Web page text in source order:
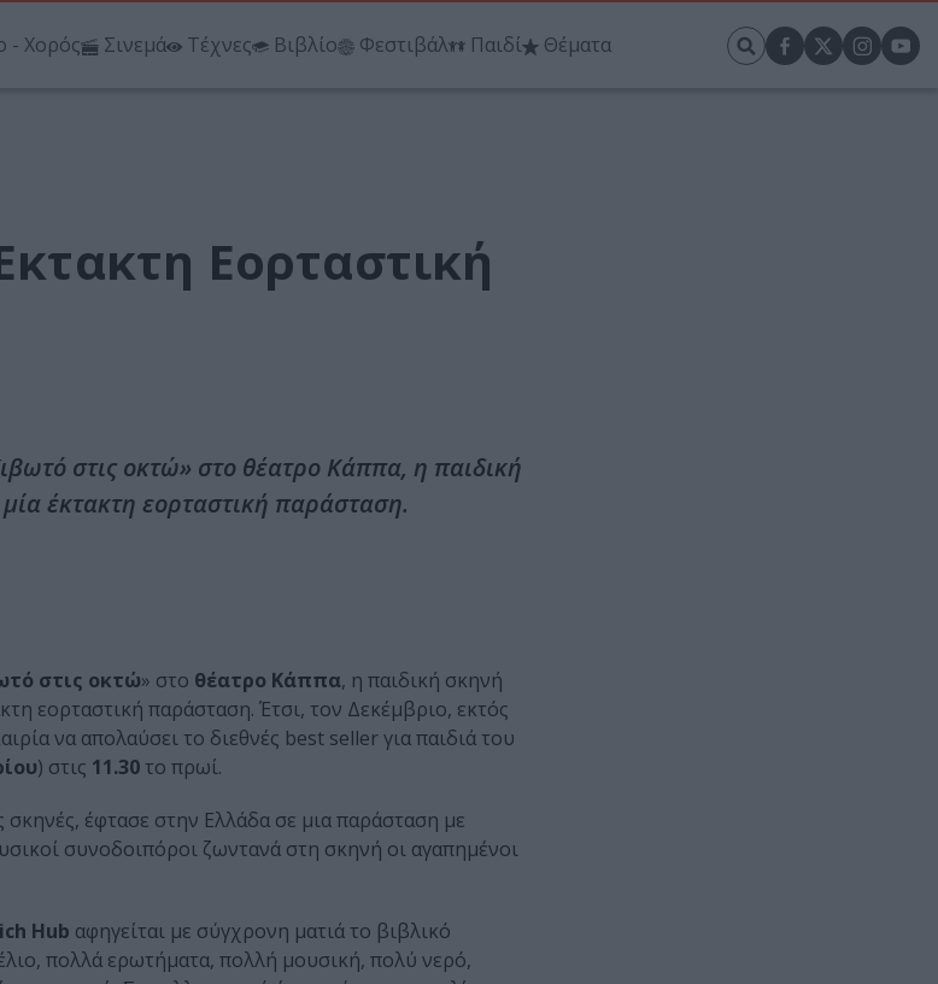
- Χορός Σινεμά Τέχνες Βιβλίο Φεστιβάλ Παιδί Θέματα
Εορταστική
στις οκτώ» στο θέατρο Κάππα, η παιδική
έκτακτη εορταστική παράσταση.
στις οκτώ» στο θέατρο Κάππα, η παιδική σκηνή
εορταστική παράσταση. Έτσι, τον Δεκέμβριο, εκτός
να απολαύσει το διεθνές best seller για παιδιά του
) στις 11.30 το πρωί.
σκηνές, έφτασε στην Ελλάδα σε μια παράσταση με
συνοδοιπόροι ζωντανά στη σκηνή οι αγαπημένοι
Hub αφηγείται με σύγχρονη ματιά το βιβλικό
πολλά ερωτήματα, πολλή μουσική, πολύ νερό,